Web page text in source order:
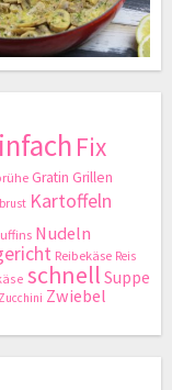
Fix
Gratin Grillen
Kartoffeln
Nudeln
Reibekäse Reis
schnell Suppe
Zucchini Zwiebel